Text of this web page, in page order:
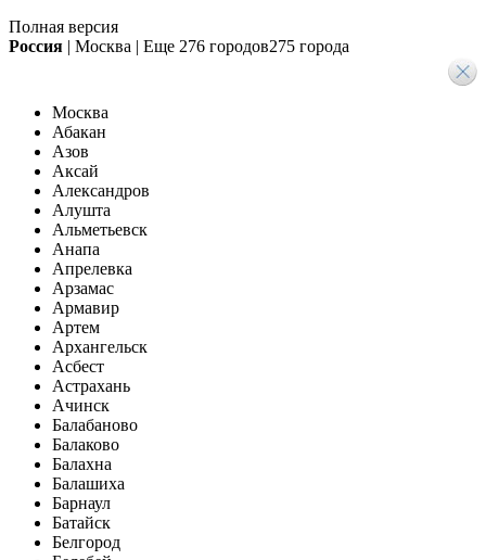
Полная версия
Россия | Москва | Еще 276 городов275 города
Москва
Абакан
Азов
Аксай
Александров
Алушта
Альметьевск
Анапа
Апрелевка
Арзамас
Армавир
Артем
Архангельск
Асбест
Астрахань
Ачинск
Балабаново
Балаково
Балахна
Балашиха
Барнаул
Батайск
Белгород